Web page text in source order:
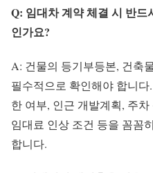
Q: 임대차 계약 체결 시 반
인가요?
A: 건물의 등기부등본, 건축
필수적으로 확인해야 합니
한 여부, 인근 개발계획, 주
임대료 인상 조건 등을 꼼꼼
합니다.